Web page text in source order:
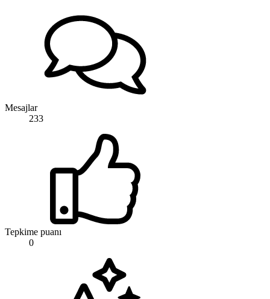
Mesajlar
233
Tepkime puanı
0